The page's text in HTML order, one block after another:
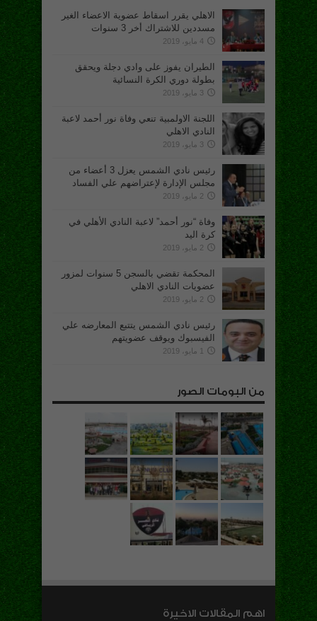
الاهلي يقرر اسقاط عضوية الاعضاء الغير
مسددين للاشتراك أخر 3 سنوات
4 مايو، 2019
الطيران يفوز على وادي دجلة ويحقق
بطولة دوري الكرة النسائية
3 مايو، 2019
اللجنة الاولمبية تنعي وفاة نور أحمد لاعبة
النادي الاهلي
3 مايو، 2019
رئيس نادي الشمس يعزل 3 أعضاء من
مجلس الإدارة لإعتراضهم علي الفساد
2 مايو، 2019
وفاة “نور أحمد” لاعبة النادي الأهلي في
كرة اليد
2 مايو، 2019
المحكمة تقضي بالسجن 5 سنوات لمزور
عضويات النادي الاهلي
2 مايو، 2019
رئيس نادي الشمس يتتبع المعارضه علي
الفيسبوك ويوقف عضويتهم
من البومات الصور
اهم المقالات الاخيرة